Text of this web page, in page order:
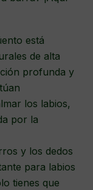
está
de alta
profunda y
los labios,
por la
y los dedos
para labios
tienes que